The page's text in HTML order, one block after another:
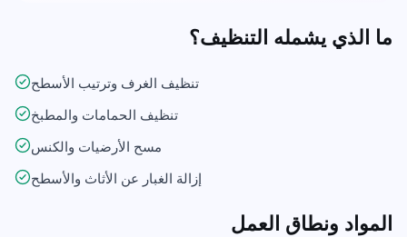
ما الذي يشمله التنظيف؟
تنظيف الغرف وترتيب الأسطح
تنظيف الحمامات والمطبخ
مسح الأرضيات والكنس
إزالة الغبار عن الأثاث والأسطح
المواد ونطاق العمل